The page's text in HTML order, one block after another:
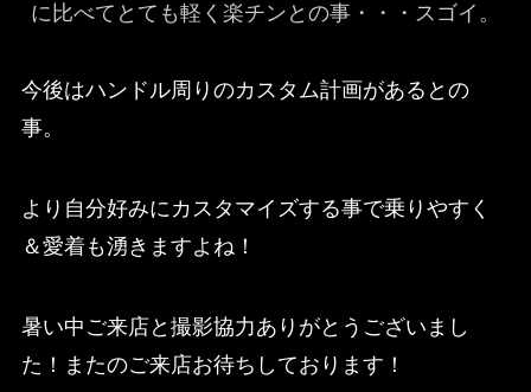
に比べてとても軽く楽チンとの事・・・スゴイ。
今後はハンドル周りのカスタム計画があるとの
事。
より自分好みにカスタマイズする事で乗りやすく
＆愛着も湧きますよね！
暑い中ご来店と撮影協力ありがとうございまし
た！またのご来店お待ちしております！